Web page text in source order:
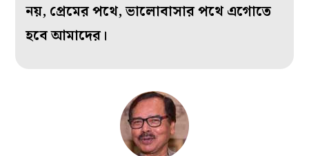
নয়, প্রেমের পথে, ভালোবাসার পথে এগোতে
হবে আমাদের।